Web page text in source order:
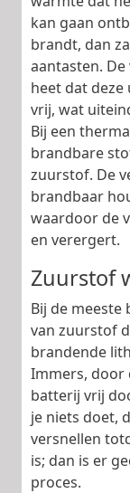
kan gaan
brandt, dan
aantasten.
heet dat
vrij, wat
Bij een
brandbare
zuurstof. De
brandbaar
waardoor de
en verergert.
Zuurstof
Bij de
van zuurstof
brandende
Immers, door
batterij vrij
je niets doet,
versnellen
is; dan is er
proces.